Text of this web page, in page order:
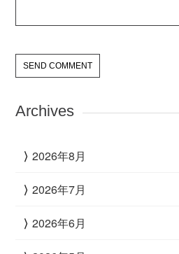
Archives
2026年8月
2026年7月
2026年6月